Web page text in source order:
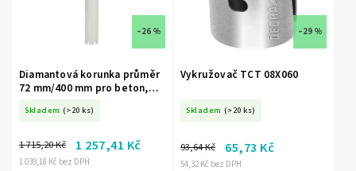
–26 %
Diamantová korunka průměr
72 mm/400 mm pro beton,
Skladem (>20 ks)
1 039,18 Kč bez DPH
1 715,20 Kč 1 257,41 Kč
–29 %
Vykružovač TCT 08X060
Skladem (>20 ks)
54,32 Kč bez DPH
93,64 Kč 65,73 Kč